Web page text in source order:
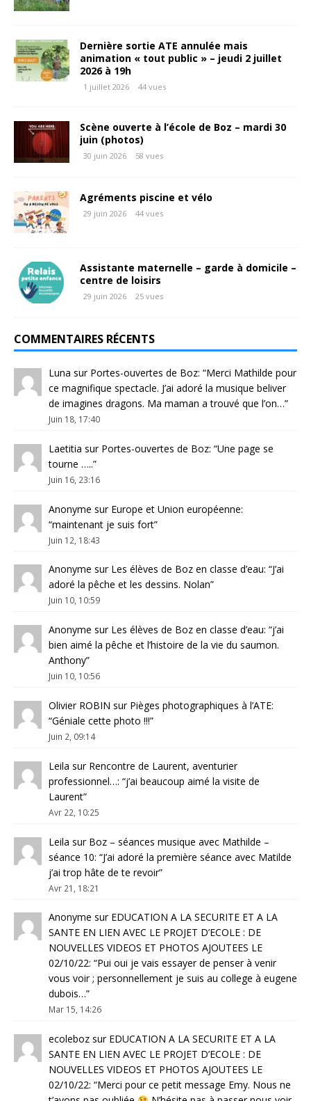
Dernière sortie ATE annulée mais
animation « tout public » – jeudi 2 juillet
2026 à 19h
1 juillet 2026 44 vues
Scène ouverte à l’école de Boz – mardi 30
juin (photos)
30 juin 2026 58 vues
Agréments piscine et vélo
29 juin 2026 44 vues
Assistante maternelle – garde à domicile –
centre de loisirs
29 juin 2026 25 vues
COMMENTAIRES RÉCENTS
Luna sur Portes-ouvertes de Boz: “Merci Mathilde pour
ce magnifique spectacle. J’ai adoré la musique beliver
de imagines dragons. Ma maman a trouvé que l’on…”
Juin 18, 17:40
Laetitia sur Portes-ouvertes de Boz: “Une page se
tourne …..”
Juin 16, 23:16
Anonyme sur Europe et Union européenne:
“maintenant je suis fort”
Juin 12, 18:43
Anonyme sur Les élèves de Boz en classe d’eau: “J’ai
adoré la pêche et les dessins. Nolan”
Juin 10, 10:59
Anonyme sur Les élèves de Boz en classe d’eau: “j’ai
bien aimé la pêche et l’histoire de la vie du saumon.
Anthony”
Juin 10, 10:56
Olivier ROBIN sur Pièges photographiques à l’ATE:
“Géniale cette photo !!!”
Juin 2, 09:14
Leila sur Rencontre de Laurent, aventurier
professionnel…: “j’ai beaucoup aimé la visite de
Laurent”
Avr 22, 10:25
Leila sur Boz – séances musique avec Mathilde –
séance 10: “J’ai adoré la première séance avec Matilde
j’ai trop hâte de te revoir”
Avr 21, 18:21
Anonyme sur EDUCATION A LA SECURITE ET A LA
SANTE EN LIEN AVEC LE PROJET D’ECOLE : DE
NOUVELLES VIDEOS ET PHOTOS AJOUTEES LE
02/10/22: “Pui oui je vais essayer de penser à venir
vous voir ; personnellement je suis au college à eugene
dubois…”
Mar 15, 14:26
ecoleboz sur EDUCATION A LA SECURITE ET A LA
SANTE EN LIEN AVEC LE PROJET D’ECOLE : DE
NOUVELLES VIDEOS ET PHOTOS AJOUTEES LE
02/10/22: “Merci pour ce petit message Emy. Nous ne